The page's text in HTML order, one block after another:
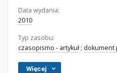
Data wydania:
2010
Typ zasobu:
czasopismo - artykuł ; dokument
Więcej